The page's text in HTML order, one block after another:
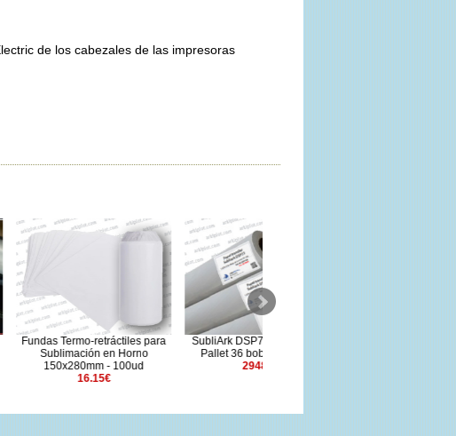
de los cabezales de las impresoras
retráctiles para
en Horno
- 100ud
SubliArk DSP70 1,620x250m
Pallet 36 bobinas sin caja